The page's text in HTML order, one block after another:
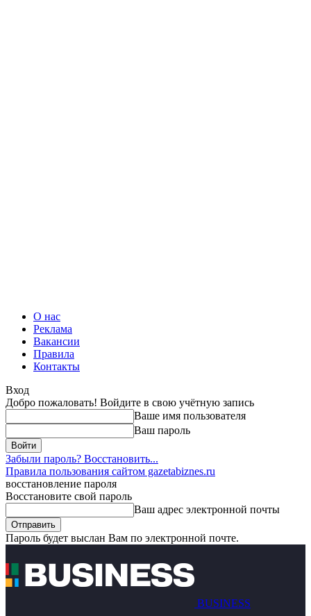
О нас
Реклама
Вакансии
Правила
Контакты
Вход
Добро пожаловать! Войдите в свою учётную запись
Ваше имя пользователя
Ваш пароль
Забыли пароль? Восстановить...
Правила пользования сайтом gazetabiznes.ru
восстановление пароля
Восстановите свой пароль
Ваш адрес электронной почты
Пароль будет выслан Вам по электронной почте.
BUSINESS